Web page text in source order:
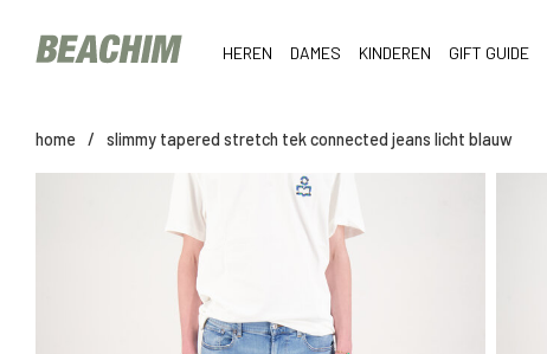
HEREN DAMES KINDEREN GIFT GUIDE
home / slimmy tapered stretch tek connected jeans licht blauw